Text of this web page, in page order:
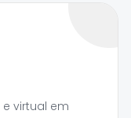
virtual em